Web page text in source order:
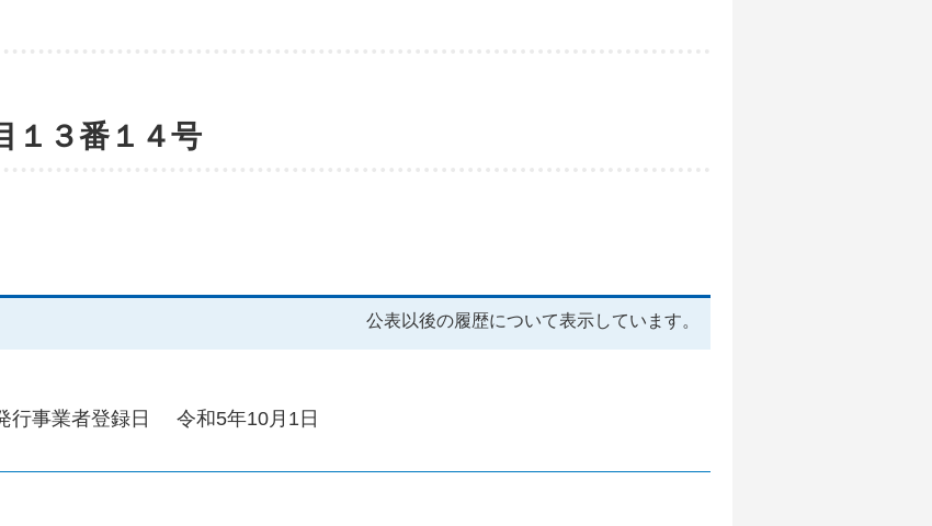
１３番１４号
公表以後の履歴について表示しています。
行事業者登録日 令和5年10月1日